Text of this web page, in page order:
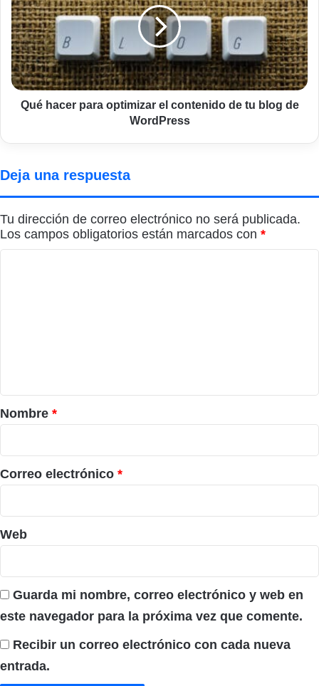
optimizar
el
contenido
de
tu
blog
deQué hacer para optimizar el contenido de tu blog de
WordPress
Deja una respuesta
Tu dirección de correo electrónico no será publicada.
Los campos obligatorios están marcados con *
r
i
o
*
Nombre *
Correo electrónico *
Web
Guarda mi nombre, correo electrónico y web en
este navegador para la próxima vez que comente.
Recibir un correo electrónico con cada nueva
entrada.